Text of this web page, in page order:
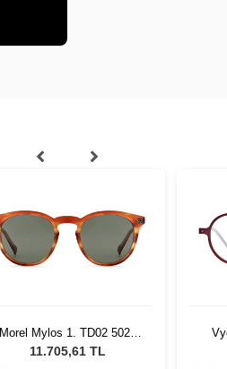
Morel Mylos 1. TD02 5021
Unisex Güneş Gözlüğü
11.705,61 TL